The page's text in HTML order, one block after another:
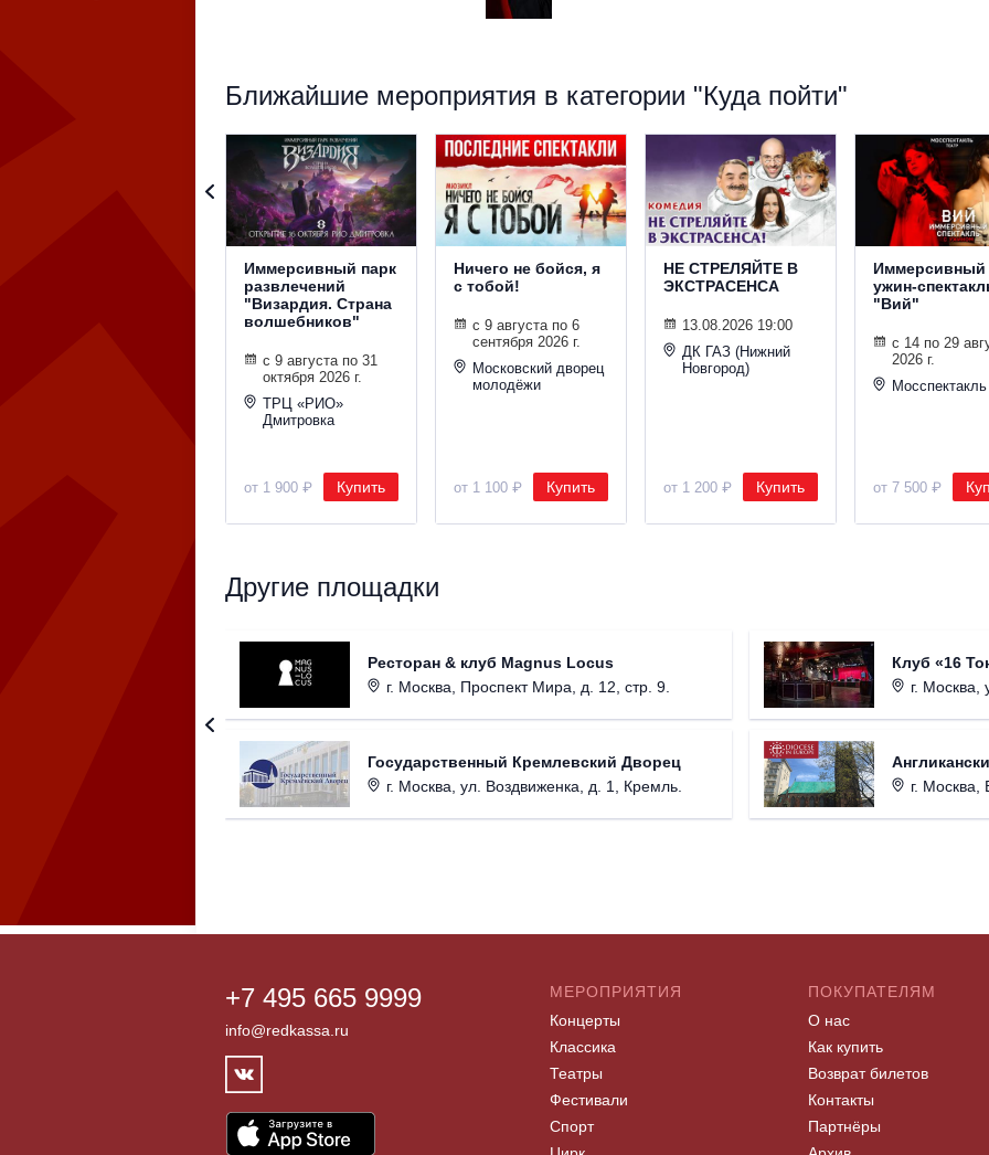
Ближайшие мероприятия в категории "Куда пойти"
Иммерсивный парк
развлечений
"Визардия. Страна
волшебников"
с 9 августа по 31
октября 2026 г.
ТРЦ «РИО»
Дмитровка
от 1 900 ₽ Купить
Ничего не бойся, я
с тобой!
с 9 августа по 6
сентября 2026 г.
Московский дворец
молодёжи
от 1 100 ₽ Купить
НЕ СТРЕЛЯЙТЕ В
ЭКСТРАСЕНСА
13.08.2026 19:00
ДК ГАЗ (Нижний
Новгород)
от 1 200 ₽ Купить
Иммерсивный
ужин-
"Вий"
с 14 по 29
2026 г.
Мосспектакль
от 7 500 ₽
Другие площадки
Ресторан & клуб Magnus Locus
г. Москва, Проспект Мира, д. 12, стр. 9.
Государственный Кремлевский Дворец
г. Москва, ул. Воздвиженка, д. 1, Кремль.
Клуб «16
г. Москва,
г. Москва,
+7 495 665 9999
info@redkassa.ru
МЕРОПРИЯТИЯ
Концерты
Классика
Театры
Фестивали
Спорт
ПОКУПАТЕЛЯМ
О нас
Как купить
Возврат билетов
Контакты
Партнёры